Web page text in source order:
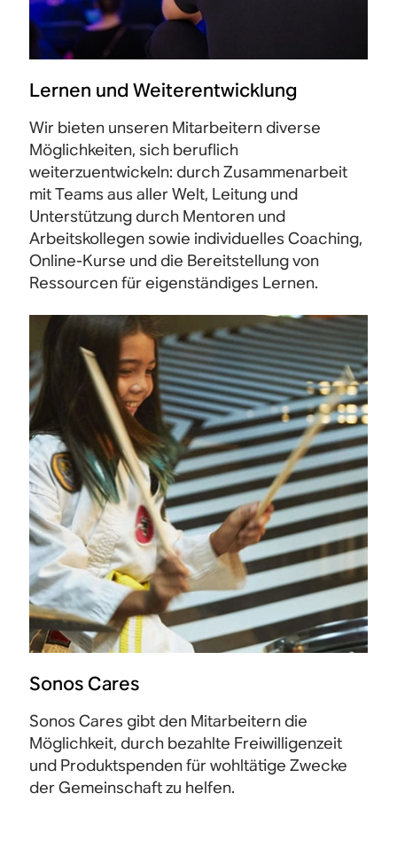
Lernen und Weiterentwicklung
Wir bieten unseren Mitarbeitern diverse
Möglichkeiten, sich beruflich
weiterzuentwickeln: durch Zusammenarbeit
mit Teams aus aller Welt, Leitung und
Unterstützung durch Mentoren und
Arbeitskollegen sowie individuelles Coaching,
Online-Kurse und die Bereitstellung von
Ressourcen für eigenständiges Lernen.
Sonos Cares
Sonos Cares gibt den Mitarbeitern die
Möglichkeit, durch bezahlte Freiwilligenzeit
und Produktspenden für wohltätige Zwecke
der Gemeinschaft zu helfen.